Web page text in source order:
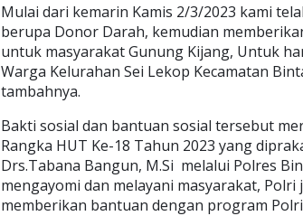
Mulai dari kemarin Kamis 2/3/2023 kami
berupa Donor Darah, kemudian
untuk masyarakat Gunung Kijang, Untuk
Warga Kelurahan Sei Lekop Kecamatan
tambahnya.
Bakti sosial dan bantuan sosial tersebut
Rangka HUT Ke-18 Tahun 2023 yang
Drs.Tabana Bangun, M.Si melalui Polres
mengayomi dan melayani masyarakat,
memberikan bantuan dengan program